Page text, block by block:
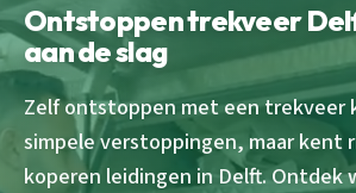
Ontstoppen trekveer
aan de slag
Zelf ontstoppen met een trekveer
simpele verstoppingen, maar kent
koperen leidingen in Delft. Ontdek